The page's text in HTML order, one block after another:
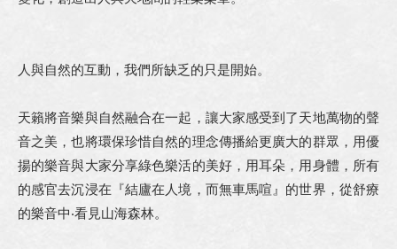
人與自然的互動，我們所缺乏的只是開始。
天籟將音樂與自然融合在一起，讓大家感受到了天地萬物的聲
音之美，也將環保珍惜自然的理念傳播給更廣大的群眾，用優
揚的樂音與大家分享綠色樂活的美好，用耳朵，用身體，所有
的感官去沉浸在『結廬在人境，而無車馬喧』的世界，從舒療
的樂音中‧看見山海森林。